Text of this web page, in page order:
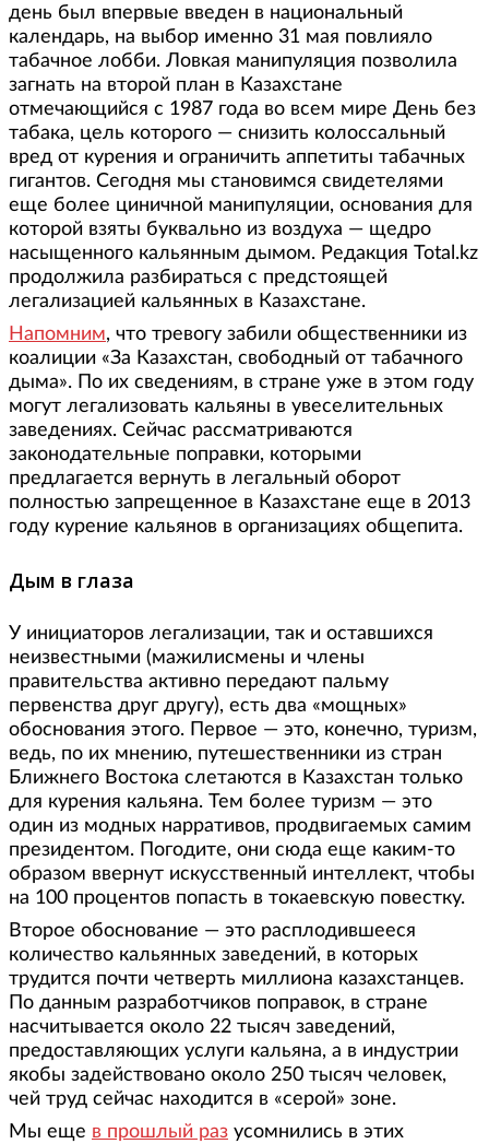
день был впервые введен в национальный
календарь, на выбор именно 31 мая повлияло
табачное лобби. Ловкая манипуляция позволила
загнать на второй план в Казахстане
отмечающийся с 1987 года во всем мире День без
табака, цель которого — снизить колоссальный
вред от курения и ограничить аппетиты табачных
гигантов. Сегодня мы становимся свидетелями
еще более циничной манипуляции, основания для
которой взяты буквально из воздуха — щедро
насыщенного кальянным дымом. Редакция Total.kz
продолжила разбираться с предстоящей
легализацией кальянных в Казахстане.
Напомним, что тревогу забили общественники из
коалиции «За Казахстан, свободный от табачного
дыма». По их сведениям, в стране уже в этом году
могут легализовать кальяны в увеселительных
заведениях. Сейчас рассматриваются
законодательные поправки, которыми
предлагается вернуть в легальный оборот
полностью запрещенное в Казахстане еще в 2013
году курение кальянов в организациях общепита.
Дым в глаза
У инициаторов легализации, так и оставшихся
неизвестными (мажилисмены и члены
правительства активно передают пальму
первенства друг другу), есть два «мощных»
обоснования этого. Первое — это, конечно, туризм,
ведь, по их мнению, путешественники из стран
Ближнего Востока слетаются в Казахстан только
для курения кальяна. Тем более туризм — это
один из модных нарративов, продвигаемых самим
президентом. Погодите, они сюда еще каким-то
образом ввернут искусственный интеллект, чтобы
на 100 процентов попасть в токаевскую повестку.
Второе обоснование — это расплодившееся
количество кальянных заведений, в которых
трудится почти четверть миллиона казахстанцев.
По данным разработчиков поправок, в стране
насчитывается около 22 тысяч заведений,
предоставляющих услуги кальяна, а в индустрии
якобы задействовано около 250 тысяч человек,
чей труд сейчас находится в «серой» зоне.
Мы еще в прошлый раз усомнились в этих